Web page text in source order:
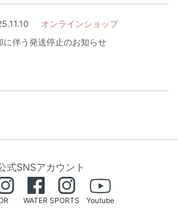
オンラインショップ
に伴う発送停止のお知らせ
式SNSアカウント
WATER SPORTS Youtube